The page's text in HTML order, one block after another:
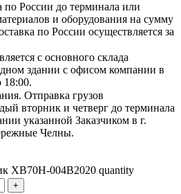
по России до терминала или
и оборудования на сумму
по России осуществляется за
с основного склада
здании с офисом компании в
18:00.
Отправка грузов
вторник и четверг до терминала
указанной Заказчиком в г.
Челны.
XB70H-004B2020 quantity